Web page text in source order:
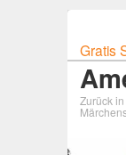
Gratis
Zurück